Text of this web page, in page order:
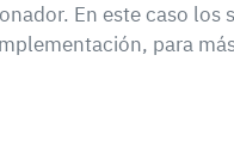
En este caso los
para